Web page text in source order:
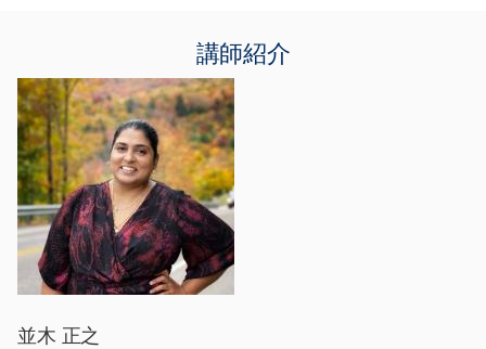
講師紹介
並木 正之